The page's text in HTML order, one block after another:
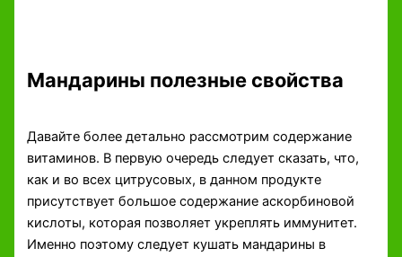
Мандарины полезные свойства
Давайте более детально рассмотрим содержание
витаминов. В первую очередь следует сказать, что,
как и во всех цитрусовых, в данном продукте
присутствует большое содержание аскорбиновой
кислоты, которая позволяет укреплять иммунитет.
Именно поэтому следует кушать мандарины в